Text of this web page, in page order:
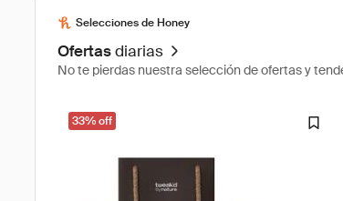
Selecciones de Honey
Ofertasdiarias
No te pierdas nuestra selección de ofertas y
33% off